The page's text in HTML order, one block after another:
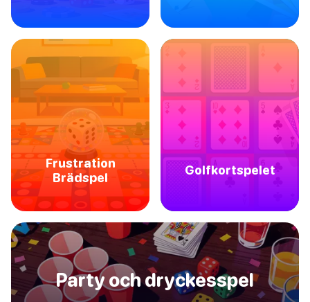
Frustration
Brädspel
Golfkortspelet
Party och dryckesspel